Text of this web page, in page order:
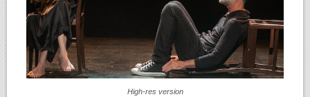
High-res version